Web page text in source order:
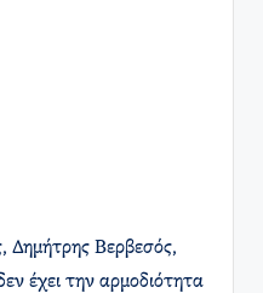
Δημήτρης Βερβεσός,
έχει την αρμοδιότητα